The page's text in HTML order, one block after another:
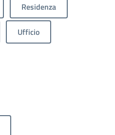
Residenza
Ufficio